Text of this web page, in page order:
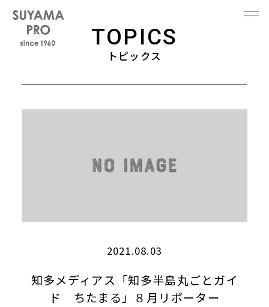
TOPICS
トピックス
2021.08.03
知多メディアス「知多半島丸ごとガイ
ド ちたまる」８月リポーター